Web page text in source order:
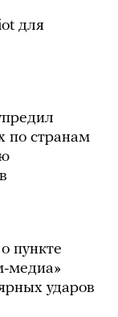
для
по странам
пункте
медиа»
ударов